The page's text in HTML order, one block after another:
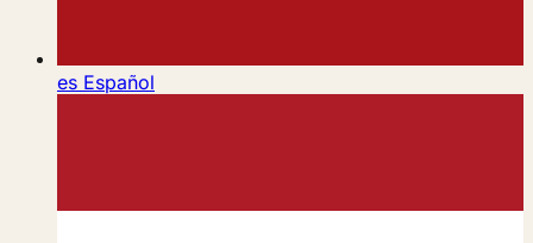
es Español